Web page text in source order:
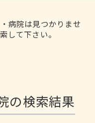
病院は見つかりませ
して下さい。
の検索結果